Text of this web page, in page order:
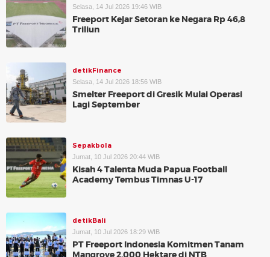
Selasa, 14 Jul 2026 19:46 WIB
Freeport Kejar Setoran ke Negara Rp 46,8
Triliun
detikFinance
Selasa, 14 Jul 2026 18:56 WIB
Smelter Freeport di Gresik Mulai Operasi
Lagi September
Sepakbola
Jumat, 10 Jul 2026 20:44 WIB
Kisah 4 Talenta Muda Papua Football
Academy Tembus Timnas U-17
detikBali
Jumat, 10 Jul 2026 18:29 WIB
PT Freeport Indonesia Komitmen Tanam
Mangrove 2.000 Hektare di NTB